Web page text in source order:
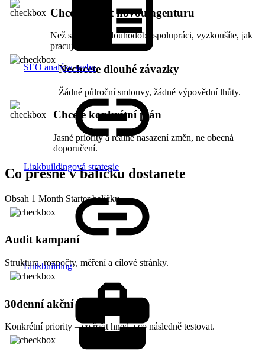
SEO analýza webu
Linkbuildingová strategie
Linkbuilding
Chcete ověřit novou agenturu
Než se upíšete dlouhodobé spolupráci, vyzkoušíte, jak
pracujeme.
Nechcete dlouhé závazky
Žádné půlroční smlouvy, žádné výpovědní lhůty.
Chcete konkrétní plán
Jasné priority a reálné nasazení změn, ne obecná
doporučení.
Co přesně v balíčku dostanete
Obsah 1 Month Starter balíčku
Audit kampaní
Struktura, rozpočty, měření a cílové stránky.
30denní akční plán
Konkrétní priority – co řešit hned a co následně testovat.